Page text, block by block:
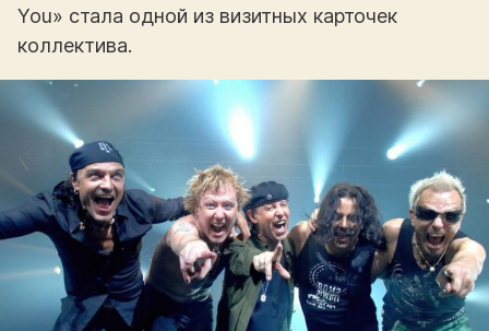
You» стала одной из визитных карточек
коллектива.